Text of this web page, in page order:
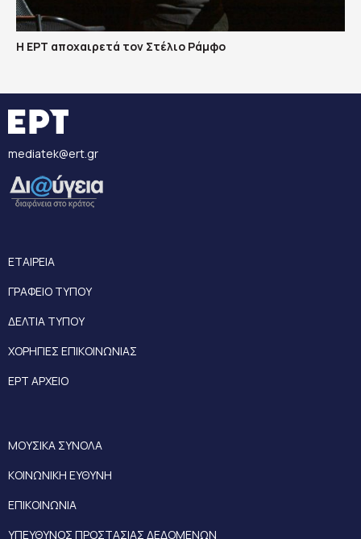
Η ΕΡΤ αποχαιρετά τον Στέλιο Ράμφο
mediatek@ert.gr
ΕΤΑΙΡΕΙΑ
ΓΡΑΦΕΙΟ ΤΥΠΟΥ
ΔΕΛΤΙΑ ΤΥΠΟΥ
ΧΟΡΗΓΙΕΣ ΕΠΙΚΟΙΝΩΝΙΑΣ
ΕΡΤ ΑΡΧΕΙΟ
ΜΟΥΣΙΚΑ ΣΥΝΟΛΑ
ΚΟΙΝΩΝΙΚΗ ΕΥΘΥΝΗ
ΕΠΙΚΟΙΝΩΝΙΑ
ΥΠΕΥΘΥΝΟΣ ΠΡΟΣΤΑΣΙΑΣ ΔΕΔΟΜΕΝΩΝ